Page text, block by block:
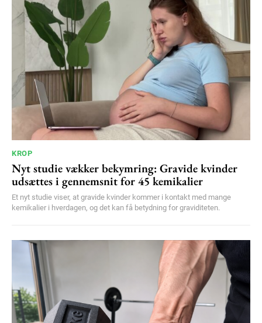
KROP
Nyt studie vækker bekymring: Gravide kvinder
udsættes i gennemsnit for 45 kemikalier
Et nyt studie viser, at gravide kvinder kommer i kontakt med mange
kemikalier i hverdagen, og det kan få betydning for graviditeten.